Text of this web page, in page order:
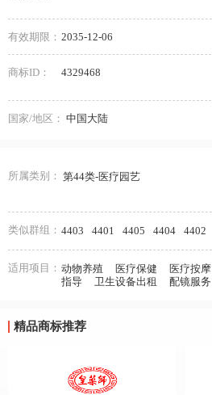
有效期限： 2035-12-06
商标ID： 4329468
国家/地区： 中国大陆
所属类别： 第44类-医疗园艺
类似群组： 4403 4401 4405 4404 4402
适用项目： 动物养殖 医疗保健 医疗按摩
指导
卫生设备出租 配镜服务
精品商标推荐